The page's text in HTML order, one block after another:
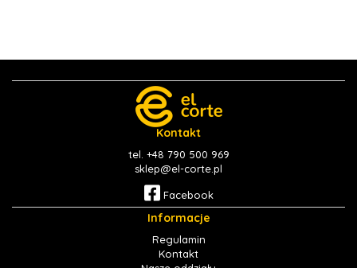
Kontakt
tel. +48 790 500 969
sklep@el-corte.pl
Facebook
Informacje
Regulamin
Kontakt